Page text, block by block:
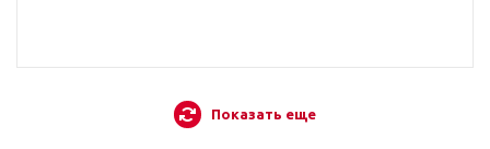
Показать еще